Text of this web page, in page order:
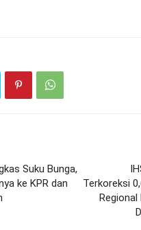
Suku Bunga,
ke KPR dan
Terkoreksi
Regional